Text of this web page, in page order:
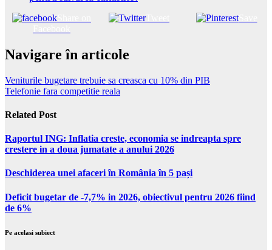
Tweet Save
Navigare în articole
Veniturile bugetare trebuie sa creasca cu 10% din PIB
Telefonie fara competitie reala
Related Post
Raportul ING: Inflatia creste, economia se indreapta spre
crestere in a doua jumatate a anului 2026
Deschiderea unei afaceri în România în 5 pași
Deficit bugetar de -7,7% in 2026, obiectivul pentru 2026 fiind
de 6%
Pe acelasi subiect